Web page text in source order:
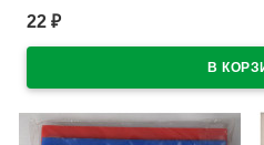
В наличии
22 ₽